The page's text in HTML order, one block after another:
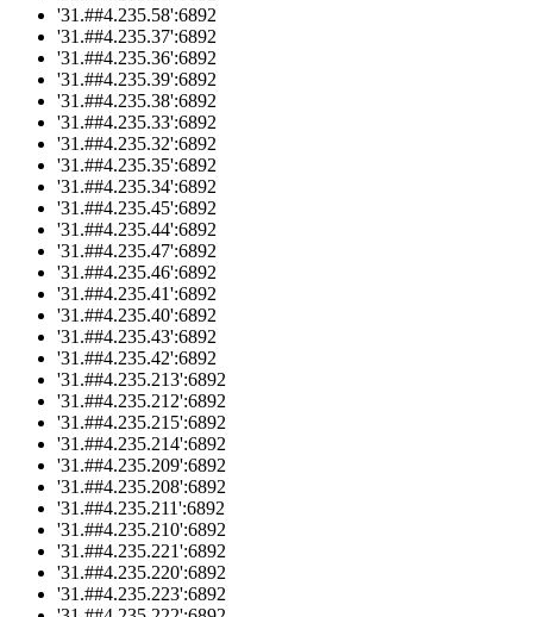
'31.##4.235.58':6892
'31.##4.235.37':6892
'31.##4.235.36':6892
'31.##4.235.39':6892
'31.##4.235.38':6892
'31.##4.235.33':6892
'31.##4.235.32':6892
'31.##4.235.35':6892
'31.##4.235.34':6892
'31.##4.235.45':6892
'31.##4.235.44':6892
'31.##4.235.47':6892
'31.##4.235.46':6892
'31.##4.235.41':6892
'31.##4.235.40':6892
'31.##4.235.43':6892
'31.##4.235.42':6892
'31.##4.235.213':6892
'31.##4.235.212':6892
'31.##4.235.215':6892
'31.##4.235.214':6892
'31.##4.235.209':6892
'31.##4.235.208':6892
'31.##4.235.211':6892
'31.##4.235.210':6892
'31.##4.235.221':6892
'31.##4.235.220':6892
'31.##4.235.223':6892